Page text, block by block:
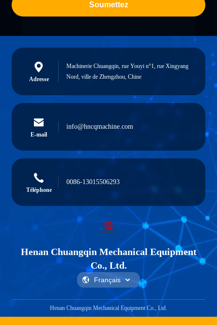
Soumettez
Adresse
Machinerie Chuangqin, rue Youyi n°1, rue Xingyang
Nord, ville de Zhengzhou, Chine
E-mail
info@hncqmachine.com
Téléphone
0086-13015506293
Henan Chuangqin Mechanical Equipment
Co., Ltd.
Henan Chuangqin Mechanical Equipment Co., Ltd.